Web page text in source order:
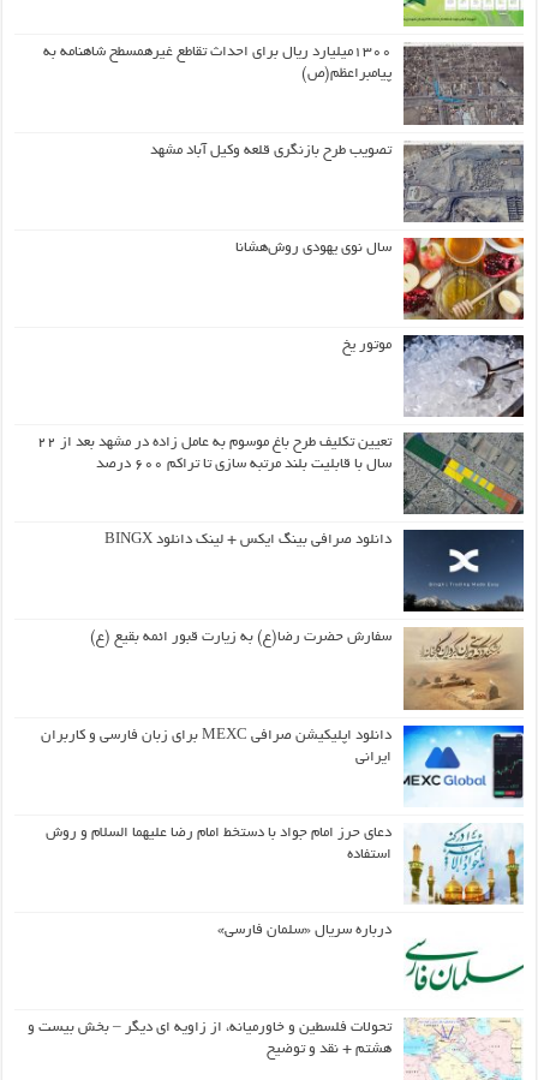
۱۳۰۰میلیارد ریال برای احداث تقاطع غیرهمسطح شاهنامه به
پیامبراعظم(ص)
تصویب طرح بازنگری قلعه وکیل آباد مشهد
سال نوی یهودی روش‌هشانا
موتور یخ
تعیین تکلیف طرح باغ موسوم به عامل زاده در مشهد بعد از ۲۲
سال با قابلیت بلند مرتبه سازی تا تراکم ۶۰۰ درصد
دانلود صرافی بینگ ایکس + لینک دانلود BINGX
سفارش حضرت رضا(ع) به زیارت قبور ائمه بقیع (ع)
دانلود اپلیکیشن صرافی MEXC برای زبان فارسی و کاربران
ایرانی
دعای حرز امام جواد با دستخط امام رضا علیهما السلام و روش
استفاده
درباره سریال «سلمان فارسی»
تحولات فلسطین و خاورمیانه، از زاویه ای دیگر – بخش بیست و
هشتم + نقد و توضیح